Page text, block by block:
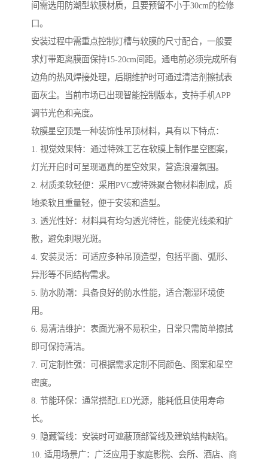
间需选用防潮型软膜材质，且要预留不小于30cm的检修
口。
安装过程中需重点控制灯槽与软膜的尺寸配合，一般要
求灯带距离膜面保持15-20cm间距。通电前必须完成所有
边角的热风焊接处理，后期维护时可通过清洁剂擦拭表
面灰尘。当前市场已出现智能控制版本，支持手机APP
调节光色和亮度。
软膜星空顶是一种装饰性吊顶材料，具有以下特点：
1. 视觉效果特：通过特殊工艺在软膜上制作星空图案，
灯光开启时可呈现逼真的星空效果，营造浪漫氛围。
2. 材质柔软轻便：采用PVC或特殊聚合物材料制成，质
地柔软且重量轻，便于安装和造型。
3. 透光性好：材料具有均匀透光特性，能使光线柔和扩
散，避免刺眼光斑。
4. 安装灵活：可适应多种吊顶造型，包括平面、弧形、
异形等不同结构需求。
5. 防水防潮：具备良好的防水性能，适合潮湿环境使
用。
6. 易清洁维护：表面光滑不易积尘，日常只需简单擦拭
即可保持清洁。
7. 可定制性强：可根据需求定制不同颜色、图案和星空
密度。
8. 节能环保：通常搭配LED光源，能耗低且使用寿命
长。
9. 隐藏管线：安装时可遮蔽顶部管线及建筑结构缺陷。
10. 适用场景广：广泛应用于家庭影院、会所、酒店、商